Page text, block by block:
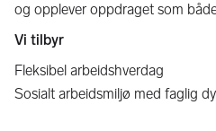
og opplever oppdraget som
Vi tilbyr
Fleksibel arbeidshverdag
Sosialt arbeidsmiljø med faglig